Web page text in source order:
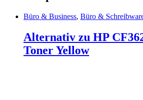
Büro & Business, Büro &
Alternativ zu HP
Toner Yellow